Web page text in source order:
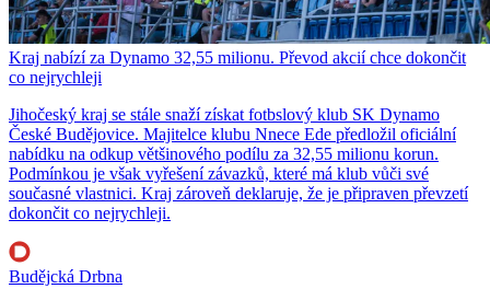
Kraj nabízí za Dynamo 32,55 milionu. Převod akcií chce dokončit
co nejrychleji
Jihočeský kraj se stále snaží získat fotbslový klub SK Dynamo
České Budějovice. Majitelce klubu Nnece Ede předložil oficiální
nabídku na odkup většinového podílu za 32,55 milionu korun.
Podmínkou je však vyřešení závazků, které má klub vůči své
současné vlastnici. Kraj zároveň deklaruje, že je připraven převzetí
dokončit co nejrychleji.
Budějcká Drbna